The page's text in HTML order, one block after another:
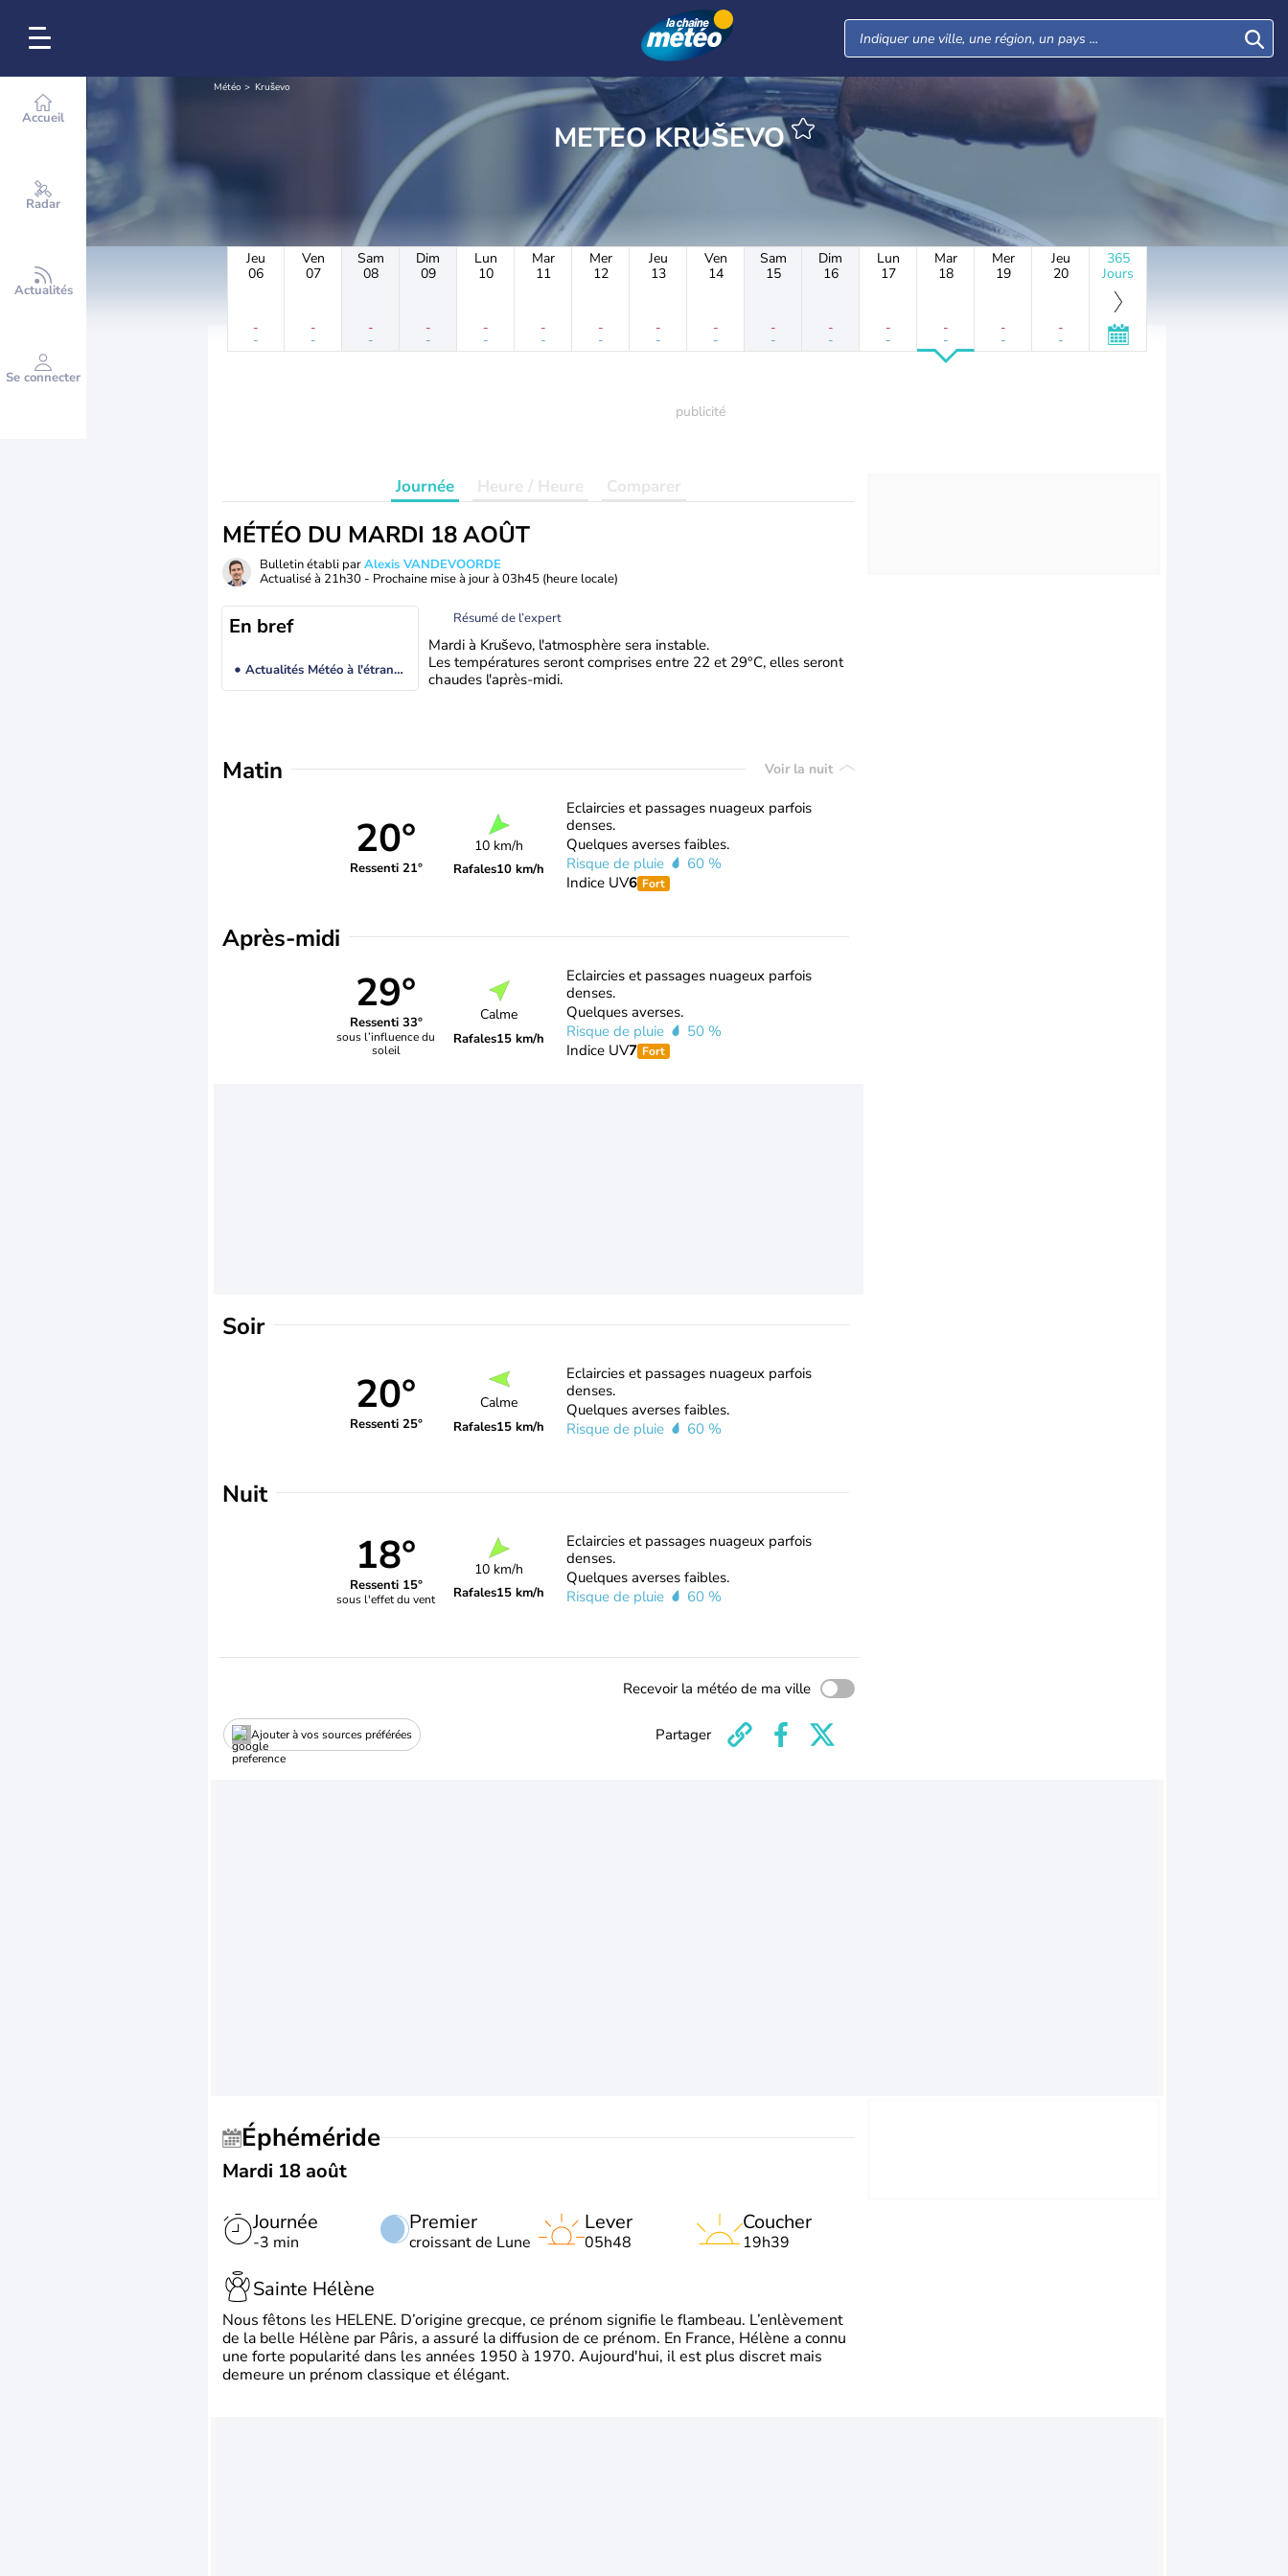
Accueil
Radar
Actualités
Se connecter
Météo Kruševo
METEO KRUŠEVO
Jeu
06
-
-
Ven
07
-
-
Sam
08
-
-
Dim
09
-
-
Lun
10
-
-
Mar
11
-
-
Mer
12
-
-
Jeu
13
-
-
Ven
14
-
-
Sam
15
-
-
Dim
16
-
-
Lun
17
-
-
Mar
18
-
-
Mer
19
-
-
Jeu
20
-
-
365
Jours
Journée Heure / Heure Comparer
MÉTÉO DU MARDI 18 AOÛT
Bulletin établi parAlexis VANDEVOORDE
Actualisé à 21h30 - Prochaine mise à jour à 03h45 (heure locale)
En bref
Actualités Météo à l'étranger
Résumé de l’expert
Mardi à Kruševo, l'atmosphère sera instable.
Les températures seront comprises entre 22 et 29°C, elles seront
chaudes l'après-midi.
Matin Voir la nuit
20°
Ressenti 21°
10 km/h
Rafales10 km/h
Eclaircies et passages nuageux parfois
denses.
Quelques averses faibles.
Risque de pluie
60 %
Indice UV6 Fort
Après-midi
29°
Ressenti 33°
sous l’influence du
soleil
Calme
Rafales15 km/h
Eclaircies et passages nuageux parfois
denses.
Quelques averses.
Risque de pluie
50 %
Indice UV7 Fort
Soir
20°
Ressenti 25°
Calme
Rafales15 km/h
Eclaircies et passages nuageux parfois
denses.
Quelques averses faibles.
Risque de pluie
60 %
Nuit
18°
Ressenti 15°
sous l'effet du vent
10 km/h
Rafales15 km/h
Eclaircies et passages nuageux parfois
denses.
Quelques averses faibles.
Risque de pluie
60 %
Recevoir la météo de ma ville
Ajouter à vos sources préférées Partager
Éphéméride
Mardi 18 août
Journée
-3 min
Premier
croissant de Lune
Lever
05h48
Coucher
19h39
Sainte Hélène
Nous fêtons les HELENE. D’origine grecque, ce prénom signifie le flambeau. L’enlèvement
de la belle Hélène par Pâris, a assuré la diffusion de ce prénom. En France, Hélène a connu
une forte popularité dans les années 1950 à 1970. Aujourd'hui, il est plus discret mais
demeure un prénom classique et élégant.